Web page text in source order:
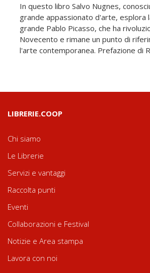
In questo libro Salvo Nugnes,
grande appassionato d'arte, esplora
grande Pablo Picasso, che ha
Novecento e rimane un punto di
l'arte contemporanea. Prefazione di
LIBRERIE.COOP
Chi siamo
Le Librerie
Servizi e vantaggi
Raccolta punti
Eventi
Collaborazioni e Festival
Notizie e Area stampa
Lavora con noi